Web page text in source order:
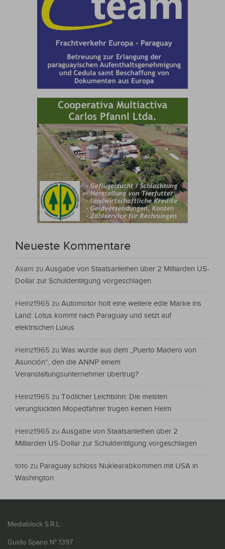
Neueste Kommentare
Asam zu Ausgabe von Staatsanleihen über 2 Milliarden US-
Dollar zur Schuldentilgung vorgeschlagen
Heinz1965 zu Automotor holt eine weitere edle Marke ins
Land: Lotus kommt nach Paraguay und setzt auf
elektrischen Luxus
Heinz1965 zu Was wurde aus dem „Puerto Madero von
Asunción“, den die ANNP einem
Veranstaltungsunternehmer übertrug?
Heinz1965 zu Tödlicher Leichtsinn: Die meisten
verunglückten Mopedfahrer trugen keinen Helm
Heinz1965 zu Ausgabe von Staatsanleihen über 2
Milliarden US-Dollar zur Schuldentilgung vorgeschlagen
toto zu Paraguay schloss Nuklearabkommen mit USA in
Washington
Mediablock S.R.L.
Guido Spano N° 1397